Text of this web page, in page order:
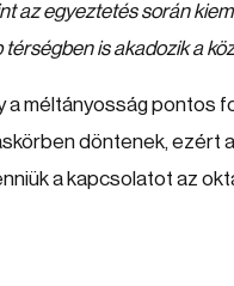
az egyeztetés során
is akadozik a
a méltányosság pontos
döntenek, ezért
a kapcsolatot az